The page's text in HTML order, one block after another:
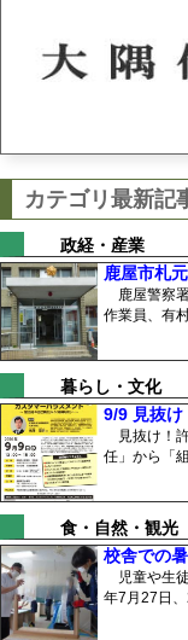
カテゴリ最新記
政経・産業
鹿屋市札
鹿屋警察
作業員、有
暮らし・文化
9/9 見抜
見抜け！
任」から「
食・自然・観光
校舎での
児童や生
年7月27日